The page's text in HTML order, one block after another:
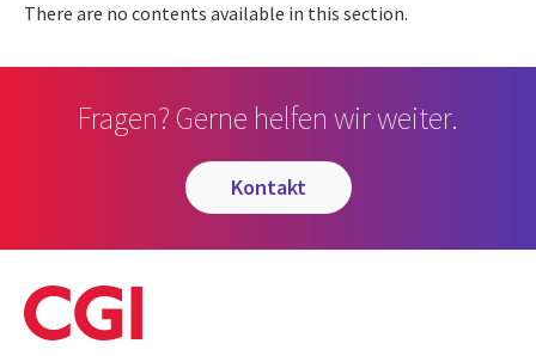
There are no contents available in this section.
Fragen? Gerne helfen wir weiter.
kontakt